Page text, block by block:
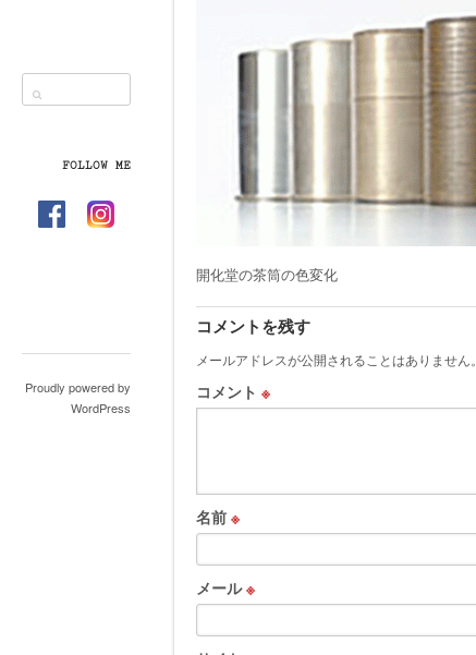
FOLLOW ME
Proudly powered by
WordPress
開化堂の茶筒の色変化
コメントを残す
メールアドレスが公開されることはありません。
コメント ※
名前 ※
メール※